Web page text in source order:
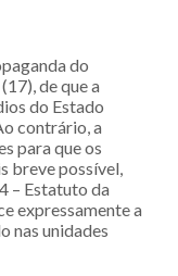
do
de que a
do Estado
contrário, a
para que os
breve possível,
– Estatuto da
expressamente a
nas unidades